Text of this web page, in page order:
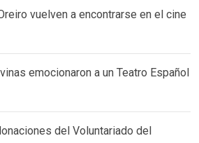
vuelven a encontrarse en el cine
emocionaron a un Teatro Español
del Voluntariado del